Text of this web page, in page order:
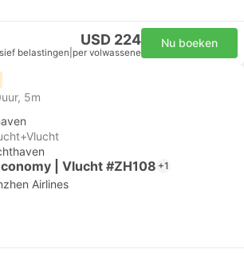
USD 224
belastingen per volwassene
Nu boeken
5m
| Vlucht #ZH108 +1
Airlines